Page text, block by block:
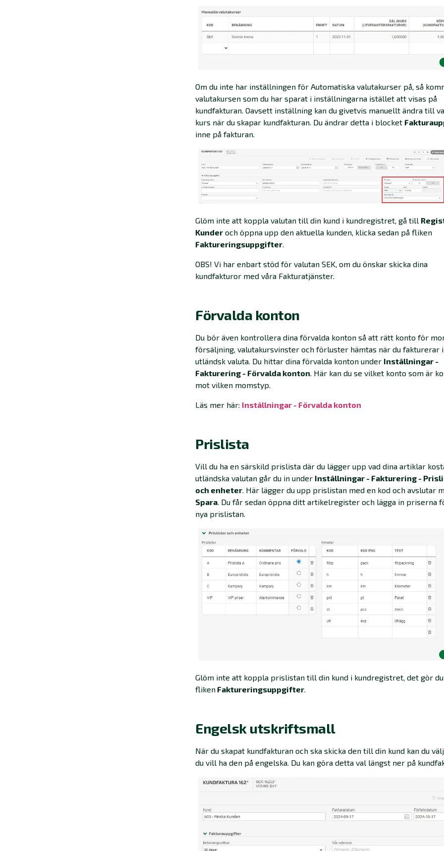
Om du inte har inställningen för Automatiska valutakurser på, så
valutakursen som du har sparat i inställningarna istället att visas på
kundfakturan. Oavsett inställning kan du givetvis manuellt ändra till
kurs när du skapar kundfakturan. Du ändrar detta i blocket
inne på fakturan.
Glöm inte att koppla valutan till din kund i kundregistret, gå till
Kunder och öppna upp den aktuella kunden, klicka sedan på fliken
Faktureringsuppgifter.
OBS! Vi har enbart stöd för valutan SEK, om du önskar skicka dina
kundfakturor med våra Fakturatjänster.
Förvalda konton
Du bör även kontrollera dina förvalda konton så att rätt konto för
försäljning, valutakursvinster och förluster hämtas när du fakturerar i
utländsk valuta. Du hittar dina förvalda konton under Inställningar -
Fakturering - Förvalda konton. Här kan du se vilket konto som är
mot vilken momstyp.
Läs mer här: Inställningar - Förvalda konton‍
Prislista
Vill du ha en särskild prislista där du lägger upp vad dina artiklar
utländska valutan går du in under Inställningar - Fakturering -
och enheter. Här lägger du upp prislistan med en kod och avslutar
Spara. Du får sedan öppna ditt artikelregister och lägga in priserna
nya prislistan.
Glöm inte att koppla prislistan till din kund i kundregistret, det gör
fliken Faktureringsuppgifter.
Engelsk utskriftsmall
När du skapat kundfakturan och ska skicka den till din kund kan du
du vill ha den på engelska. Du kan göra detta val längst ner på